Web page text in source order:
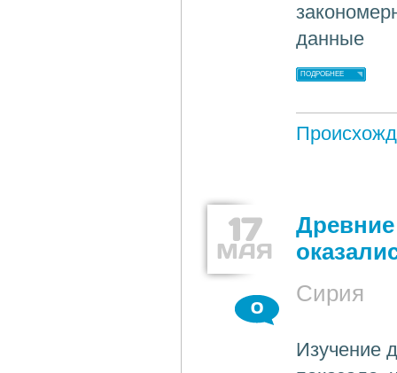
данные
ПОДРОБНЕЕ
17
МАЯ
Сирия
0
Изучение